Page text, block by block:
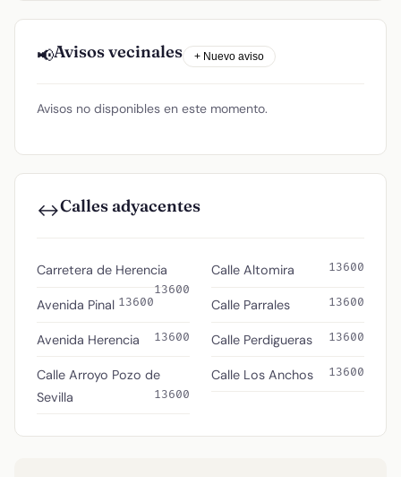
📢Avisos vecinales + Nuevo aviso
Avisos no disponibles en este momento.
↔️Calles adyacentes
Carretera de Herencia
13600
Avenida Pinal 13600
Avenida Herencia 13600
Calle Arroyo Pozo de
Sevilla
13600
Calle Altomira 13600
Calle Parrales 13600
Calle Perdigueras 13600
Calle Los Anchos 13600